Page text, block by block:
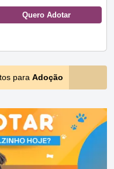
Quero Adotar
para Adoção